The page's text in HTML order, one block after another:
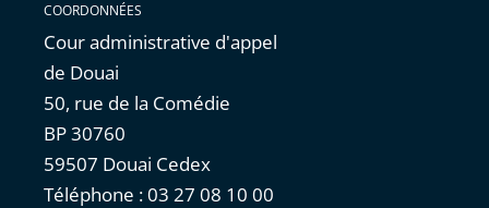
COORDONNÉES
Cour administrative d'appel
de Douai
50, rue de la Comédie
BP 30760
59507 Douai Cedex
Téléphone : 03 27 08 10 00